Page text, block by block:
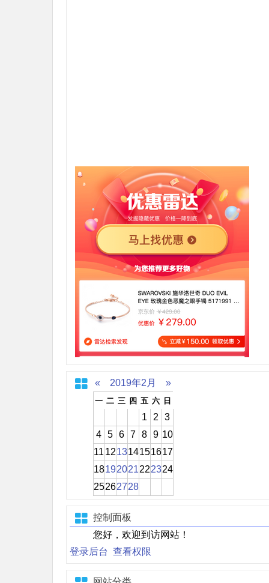
« 2019年2月 »
一 二 三 四 五 六 日
1 2
3
4
5 6 7 8 9 10
11 121314151617
18192021222324
25262728
控制面板
您好，欢迎到访网站！
登录后台 查看权限